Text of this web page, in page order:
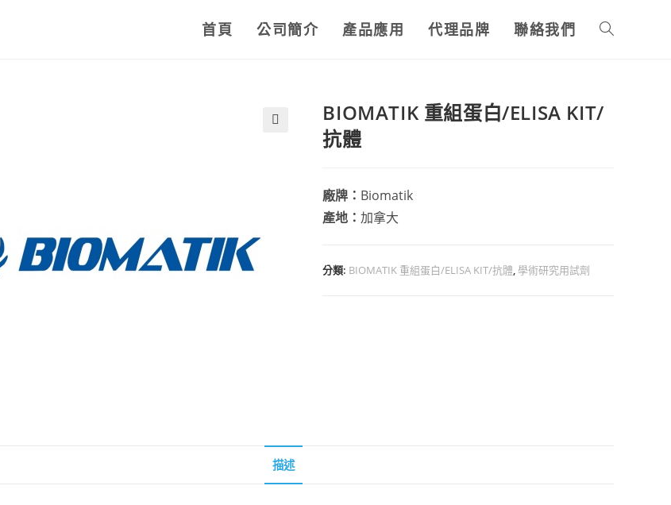
首頁 公司簡介 產品應用 代理品牌 聯絡我們
BIOMATIK 重組蛋白/ELISA KIT/
抗體
廠牌： Biomatik
產地：加拿大
分類: BIOMATIK 重組蛋白/ELISA KIT/抗體, 學術研究用試劑
描述